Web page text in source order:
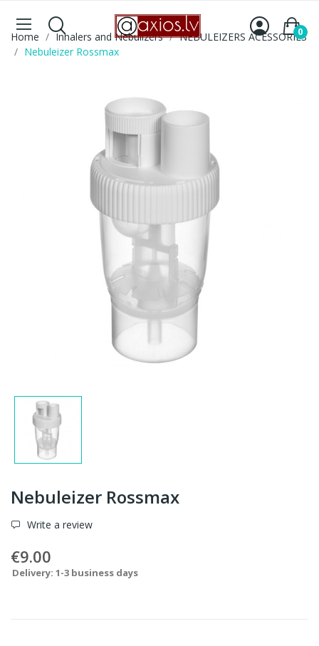
0
Home Inhalers and Nebulizers
NEBULEIZERS ACESSORIES
Nebuleizer Rossmax
Nebuleizer Rossmax
Write a review
€9.00
Delivery: 1-3 business days